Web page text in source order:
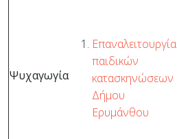
Ψυχαγωγία
Επαναλειτουργία
παιδικών
κατασκηνώσεων
Δήμου
Ερυμάνθου